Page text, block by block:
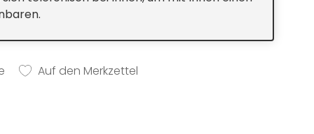
Auf den Merkzettel